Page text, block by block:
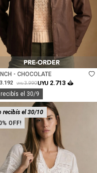
Talle
- CHOCOLATE
3.192 UYU 3.990UYU 2.713
recibís el 30/9
recibís el 30/10